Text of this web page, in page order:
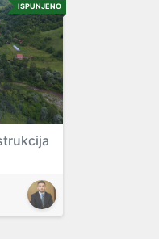
ISPUNJENO